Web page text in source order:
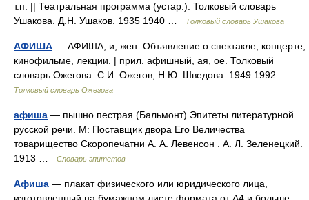
т.п. || Театральная программа (устар.). Толковый словарь
Ушакова. Д.Н. Ушаков. 1935 1940 …
Толковый словарь Ушакова
АФИША — АФИША, и, жен. Объявление о спектакле, концерте,
кинофильме, лекции. | прил. афишный, ая, ое. Толковый
словарь Ожегова. С.И. Ожегов, Н.Ю. Шведова. 1949 1992 …
Толковый словарь Ожегова
афиша — пышно пестрая (Бальмонт) Эпитеты литературной
русской речи. М: Поставщик двора Его Величества
товарищество Скоропечатни А. А. Левенсон . А. Л. Зеленецкий.
1913 …
Словарь эпитетов
Афиша — плакат физического или юридического лица,